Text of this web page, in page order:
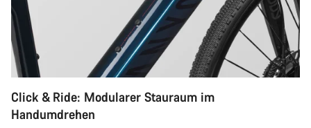
Click & Ride: Modularer Stauraum im
Handumdrehen